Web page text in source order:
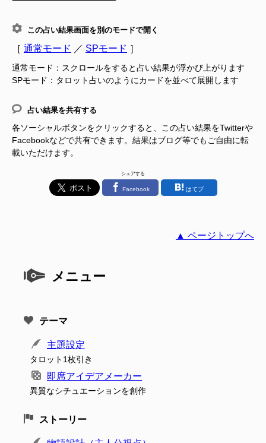
この占い結果画面を別のモードで開く
［ 通常モード ／ SPモード ］
通常モード：スクロールをすると占い結果が浮かび上がります
SPモード：タロット占いのようにカードを並べて展開します
占い結果を共有する
各ソーシャルボタンをクリックすると、この占い結果をTwitterや
Facebookなどで共有できます。結果はブログ等でもご自由に転
載いただけます。
シェアする
Facebook はてブ
▲ ページトップへ
メニュー
テーマ
主題設定
タロット1枚引き
即席アイデアメーカー
異質なシチュエーションを創作
ストーリー